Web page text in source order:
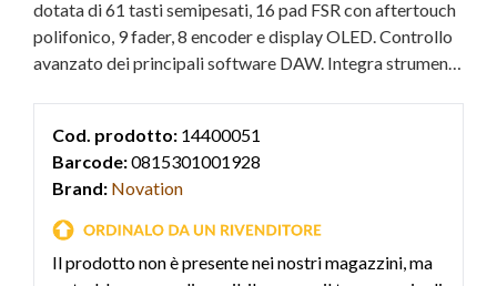
dotata di 61 tasti semipesati, 16 pad FSR con aftertouch
polifonico, 9 fader, 8 encoder e display OLED. Controllo
avanzato dei principali software DAW. Integra strumenti
sintetizzatori hardware.
Cod. prodotto: 14400051
Barcode:0815301001928
Brand: Novation
Il prodotto non è presente nei nostri magazzini, ma